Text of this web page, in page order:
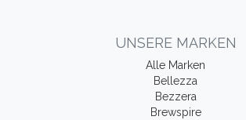
UNSERE MARKEN
Alle Marken
Bellezza
Bezzera
Brewspire